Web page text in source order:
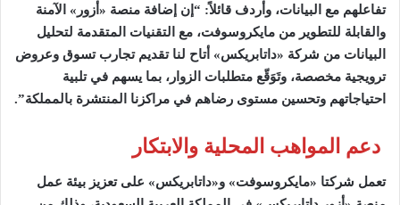
تفاعلهم مع البيانات، وأردف قائلاً: “إن إضافة منصة «أزور» الآمنة
والقابلة للتطوير من مايكروسوفت، مع التقنيات المتقدمة لتحليل
البيانات من شركة «داتابريكس» أتاح لنا تقديم تجارب تسوق وعروض
ترويجية مخصصة، وتَوَقّع متطلبات الزوار، بما يسهم في تلبية
احتياجاتهم وتحسين مستوى رضاهم في مراكزنا المنتشرة بالمملكة”.
دعم المواهب المحلية والابتكار
تعمل شركتا «مايكروسوفت» و«داتابريكس» على تعزيز بيئة عمل